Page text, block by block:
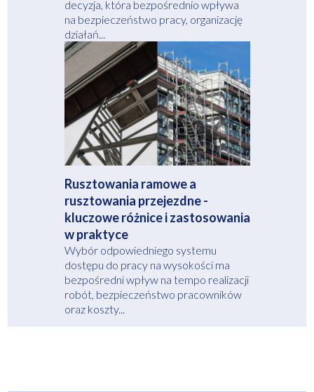
decyzja, która bezpośrednio wpływa
na bezpieczeństwo pracy, organizację
działań...
Rusztowania ramowe a
rusztowania przejezdne -
kluczowe różnice i zastosowania
w praktyce
Wybór odpowiedniego systemu
dostępu do pracy na wysokości ma
bezpośredni wpływ na tempo realizacji
robót, bezpieczeństwo pracowników
oraz koszty...